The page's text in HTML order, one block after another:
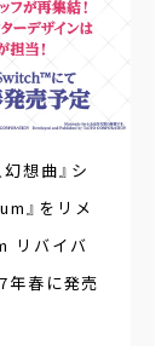
想曲』シ
』をリメ
リバイバ
春に発売